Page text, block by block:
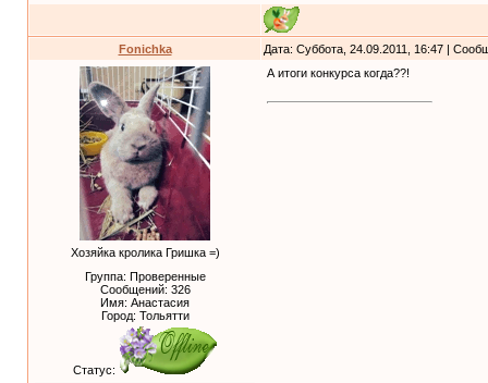
Fonichka Дата: Суббота, 24.09.2011, 16:47 |
Хозяйка кролика Гришка =)
Группа: Проверенные
Сообщений: 326
Имя: Анастасия
Город: Тольятти
Статус:
А итоги конкурса когда??!